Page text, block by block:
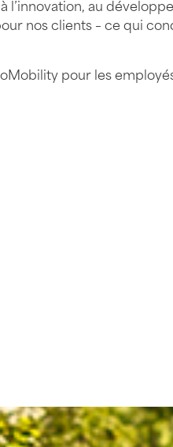
l’innovation, au
nos clients – ce qui
pour les